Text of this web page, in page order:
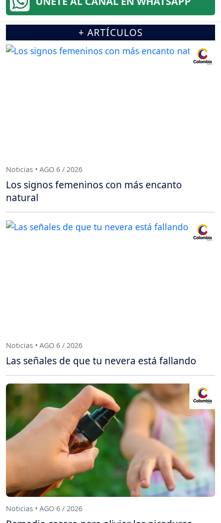
+ ARTÍCULOS
Noticias • AGO 6 / 2026
Los signos femeninos con más encanto
natural
Noticias • AGO 6 / 2026
Las señales de que tu nevera está fallando
Noticias • AGO 6 / 2026